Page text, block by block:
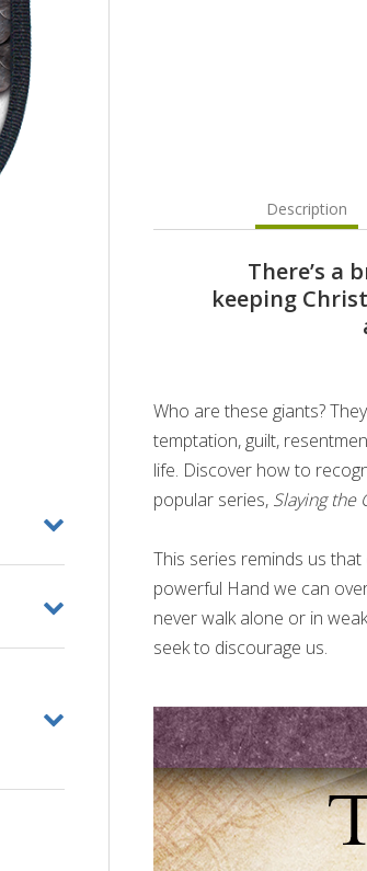
Description
There’s a
keeping
Who are these giants?
temptation, guilt,
life. Discover how to
popular series, Slaying the
This series reminds us
powerful Hand we can
never walk alone or in
seek to discourage us.